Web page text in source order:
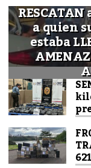
a quien
estaba